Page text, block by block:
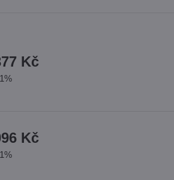
Kč
Kč